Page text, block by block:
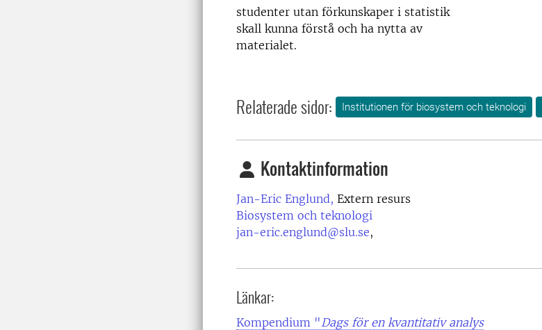
studenter utan förkunskaper i statistik
skall kunna förstå och ha nytta av
materialet.
Relaterade sidor: Institutionen för biosystem och teknologi
Kontaktinformation
Jan-Eric Englund, Extern resurs
Biosystem och teknologi
jan-eric.englund@slu.se,
Länkar:
Kompendium "Dags för en kvantitativ analys